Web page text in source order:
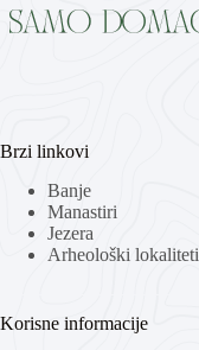
Brzi linkovi
Banje
Manastiri
Jezera
Arheološki lokaliteti
Korisne informacije